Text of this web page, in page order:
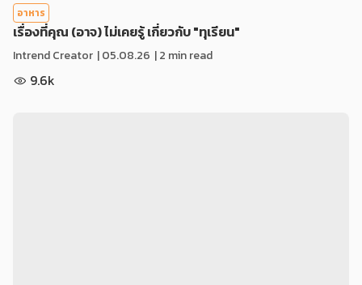
อาหาร
เรื่องที่คุณ (อาจ) ไม่เคยรู้ เกี่ยวกับ "ทุเรียน"
Intrend Creator |05.08.26 | 2 min read
9.6k